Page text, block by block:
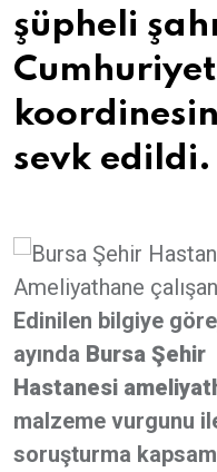
şüpheli
Cumhuriyet
sevk edildi.
Edinilen bilgiye
ayında Bursa Şehir
Hastanesi
malzeme vurgunu
soruşturma